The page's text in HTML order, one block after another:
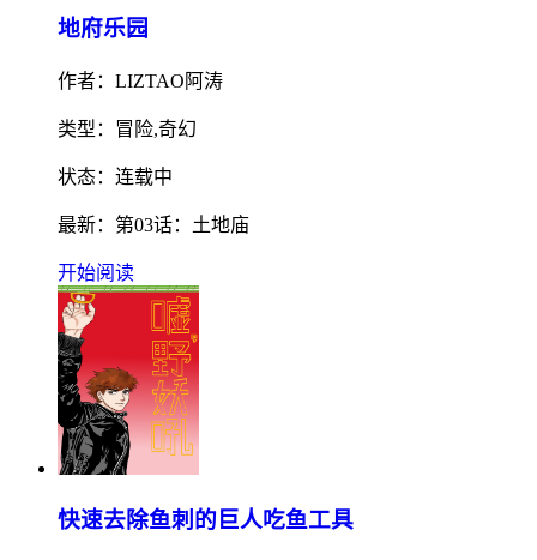
地府乐园
作者：LIZTAO阿涛
类型：冒险,奇幻
状态：连载中
最新：第03话：土地庙
开始阅读
快速去除鱼刺的巨人吃鱼工具